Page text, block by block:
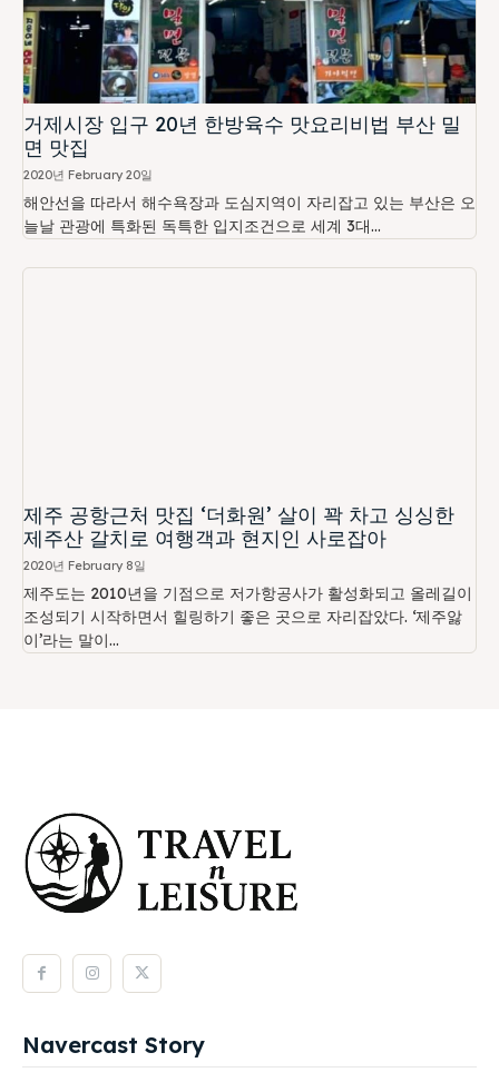
거제시장 입구 20년 한방육수 맛요리비법 부산 밀
면 맛집
2020년 February 20일
해안선을 따라서 해수욕장과 도심지역이 자리잡고 있는 부산은 오
늘날 관광에 특화된 독특한 입지조건으로 세계 3대...
제주 공항근처 맛집 ‘더화원’ 살이 꽉 차고 싱싱한
제주산 갈치로 여행객과 현지인 사로잡아
2020년 February 8일
제주도는 2010년을 기점으로 저가항공사가 활성화되고 올레길이
조성되기 시작하면서 힐링하기 좋은 곳으로 자리잡았다. ‘제주앓
이’라는 말이...
Navercast Story